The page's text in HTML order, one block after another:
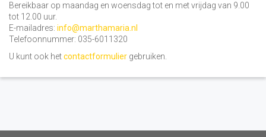
Bereikbaar op maandag en woensdag tot en met vrijdag van 9.00
tot 12.00 uur.
E-mailadres: info@marthamaria.nl
Telefoonnummer: 035-6011320
U kunt ook hetcontactformulier gebruiken.